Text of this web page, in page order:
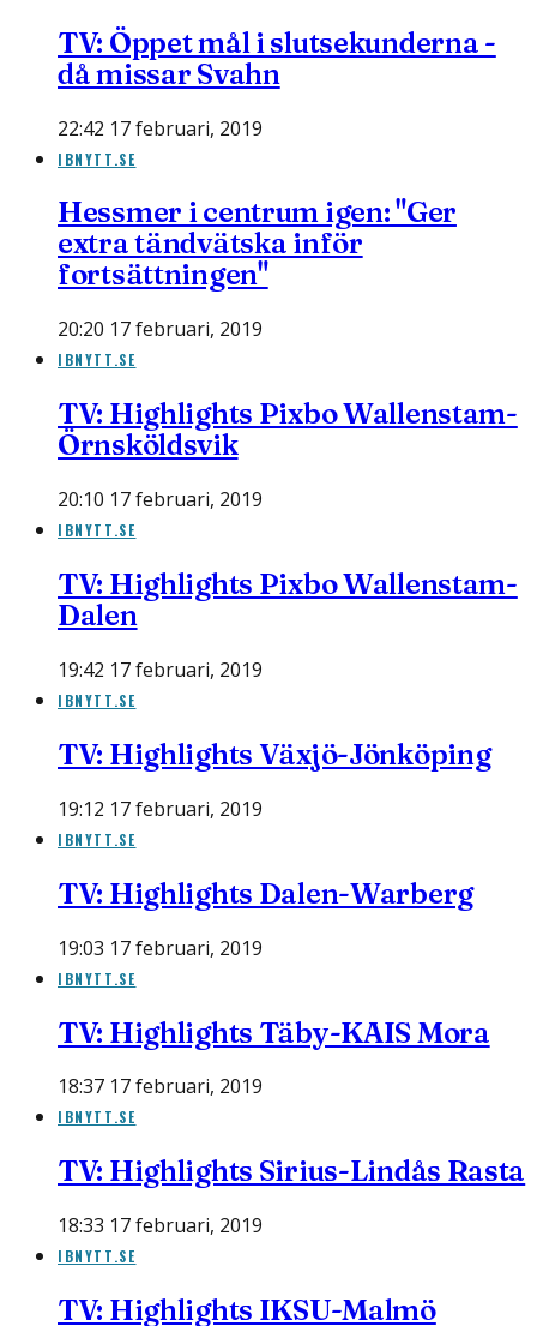
TV: Öppet mål i slutsekunderna -
då missar Svahn
22:42 17 februari, 2019
IBNYTT.SE
Hessmer i centrum igen: "Ger
extra tändvätska inför
fortsättningen"
20:20 17 februari, 2019
IBNYTT.SE
TV: Highlights Pixbo Wallenstam-
Örnsköldsvik
20:10 17 februari, 2019
IBNYTT.SE
TV: Highlights Pixbo Wallenstam-
Dalen
19:42 17 februari, 2019
IBNYTT.SE
TV: Highlights Växjö-Jönköping
19:12 17 februari, 2019
IBNYTT.SE
TV: Highlights Dalen-Warberg
19:03 17 februari, 2019
IBNYTT.SE
TV: Highlights Täby-KAIS Mora
18:37 17 februari, 2019
IBNYTT.SE
TV: Highlights Sirius-Lindås Rasta
18:33 17 februari, 2019
IBNYTT.SE
TV: Highlights IKSU-Malmö